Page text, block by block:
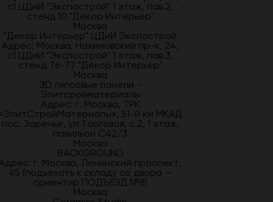
с1 ЦДиИ "Экспострой" 1 этаж, пав.2,
стенд 10 "Декор Интерьер"
Москва
"Декор Интерьер" ЦДиИ Экспострой
Адрес: Москва, Нахимовский пр-к, 24,
с1 ЦДиИ "Экспострой" 1 этаж, пав.3,
стенд 76-77 "Декор Интерьер"
Москва
3D гипсовые панели -
Элитсройматериалы
Адрес: г. Москва, ТРК
51-й км МКАД
пос. Заречье, ул.Торговая, с.2, 1 этаж,
павильон С42/3
Москва
BACKGROUND
г. Москва, Ленинский проспект,
45 (подъехать к складу со двора —
ориентир ПОДЪЕЗД №8)
Москва